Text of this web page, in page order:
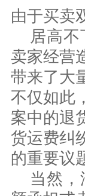
由于买卖
居高
卖家经营
带来了大
不仅如此
案中的退
货运费纠
的重要议
当然